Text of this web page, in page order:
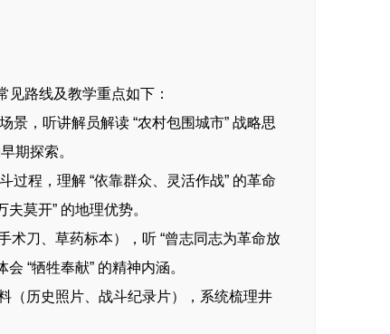
路线及教学重点如下：
景，听讲解员解读 “农村包围城市” 战略思
期探索。
过程，理解 “依靠群众、灵活作战” 的革命
莫开” 的地理优势。
术刀、草药标本），听 “曾志同志为革命放
“牺牲奉献” 的精神内涵。
（历史照片、战斗纪录片），系统梳理井